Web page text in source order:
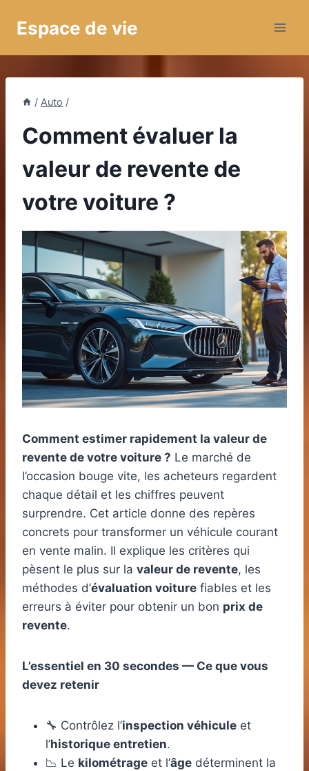
Espace de vie
/ Auto /
Comment évaluer la
valeur de revente de
votre voiture ?
Comment estimer rapidement la valeur de
revente de votre voiture ? Le marché de
l’occasion bouge vite, les acheteurs regardent
chaque détail et les chiffres peuvent
surprendre. Cet article donne des repères
concrets pour transformer un véhicule courant
en vente malin. Il explique les critères qui
pèsent le plus sur la valeur de revente, les
méthodes d’évaluation voiture fiables et les
erreurs à éviter pour obtenir un bon prix de
revente.
L’essentiel en 30 secondes — Ce que vous
devez retenir
🔧 Contrôlez l’inspection véhicule et
l’historique entretien.
📉 Le kilométrage et l’âge déterminent la